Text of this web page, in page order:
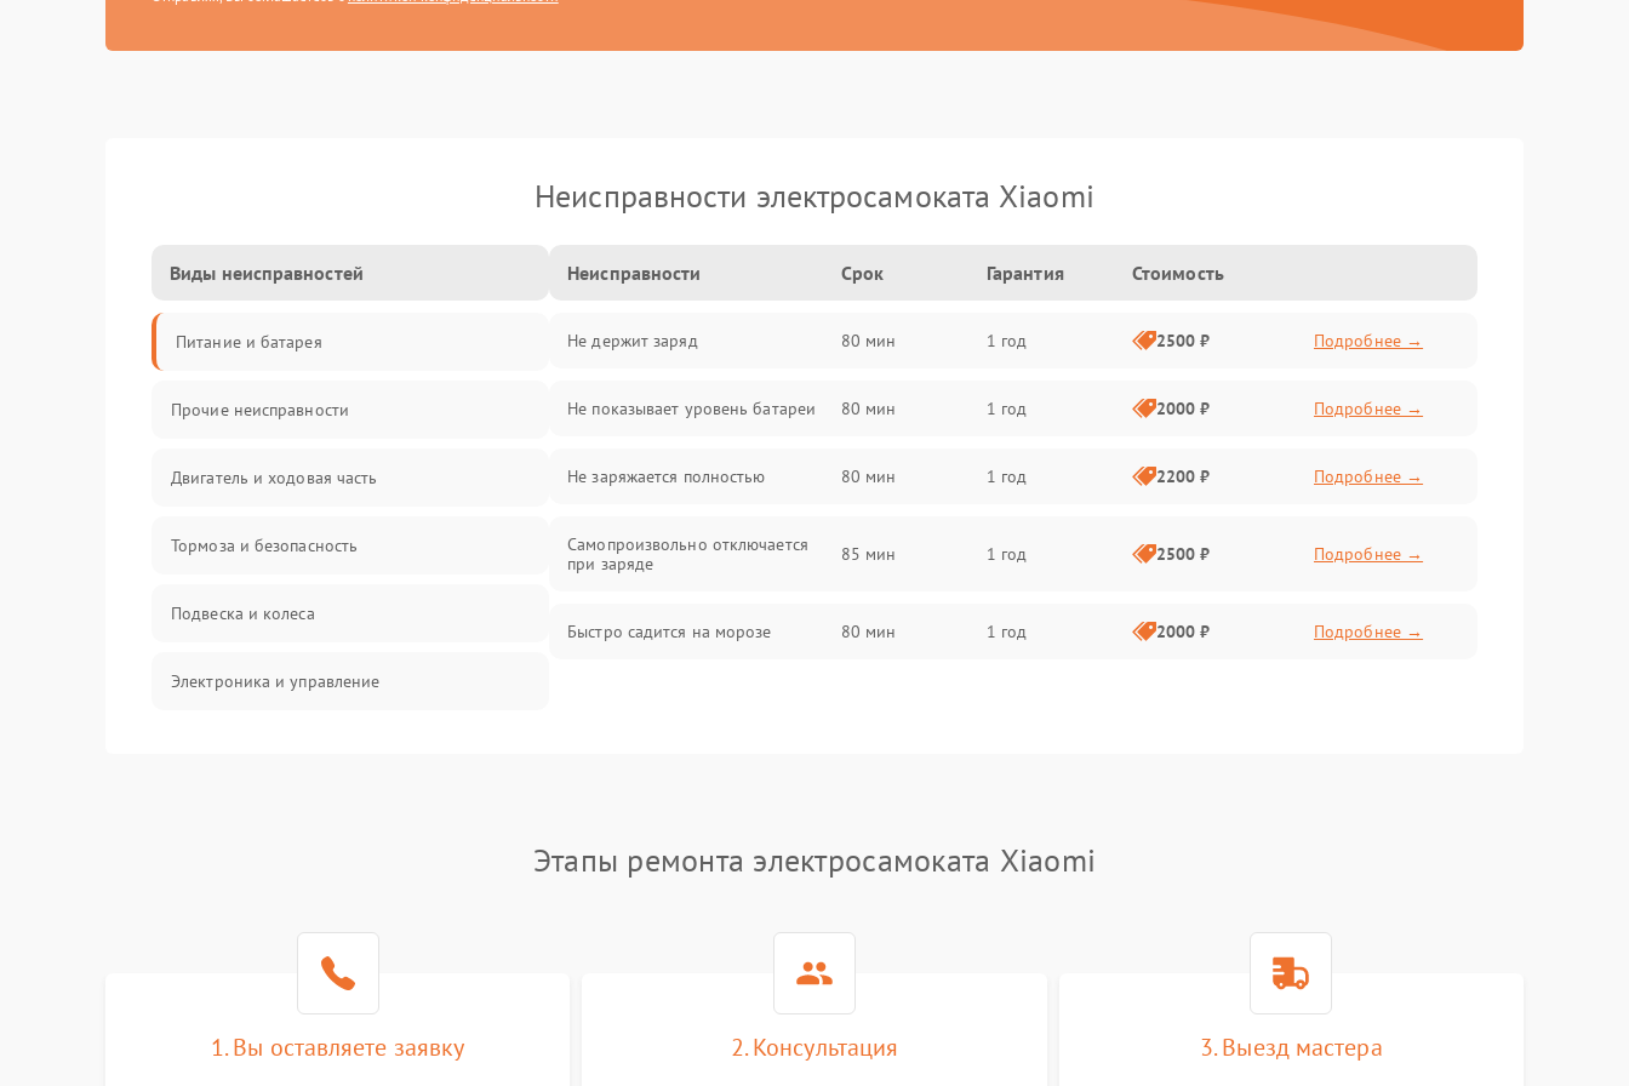
Неисправности электросамоката Xiaomi
Виды неисправностей
Питание и батарея
Прочие неисправности
Двигатель и ходовая часть
Тормоза и безопасность
Подвеска и колеса
Электроника и управление
Механические повреждения
Неисправности Срок Гарантия Стоимость
Не держит заряд 80 мин 1 год 2500 ₽ Подробнее →
Не показывает уровень батареи 80 мин 1 год 2000 ₽ Подробнее →
Не заряжается полностью 80 мин 1 год 2200 ₽ Подробнее →
Самопроизвольно отключается
при заряде
85 мин 1 год 2500 ₽ Подробнее →
Быстро садится на морозе 80 мин 1 год 2000 ₽ Подробнее →
Этапы ремонта электросамоката Xiaomi
1. Вы оставляете заявку 2. Консультация 3. Выезд мастера